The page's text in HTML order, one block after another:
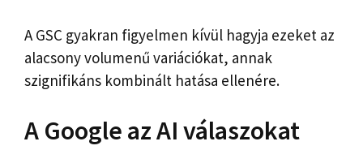
A GSC gyakran figyelmen kívül hagyja ezeket az
alacsony volumenű variációkat, annak
szignifikáns kombinált hatása ellenére.
A Google az AI válaszokat